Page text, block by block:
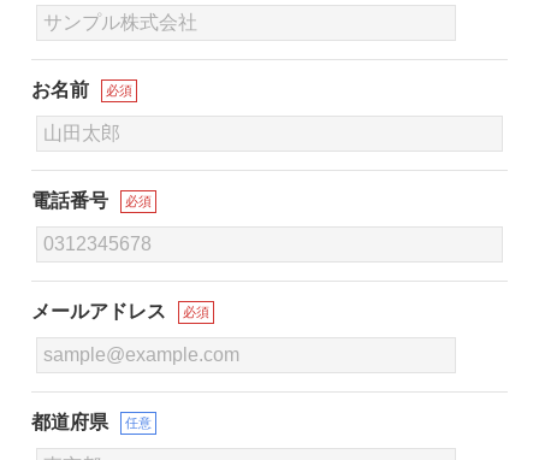
お名前 必須
電話番号 必須
メールアドレス 必須
都道府県 任意